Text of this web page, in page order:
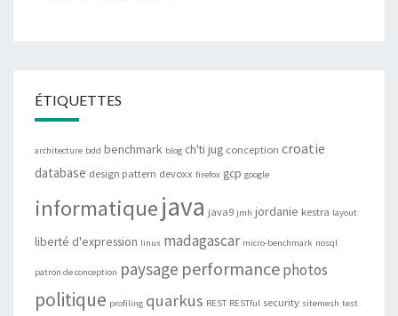
ÉTIQUETTES
architecture bdd benchmark blog ch'ti jug conception croatie
database design pattern devoxx firefox gcp google
informatiquejava java9 jmh jordanie kestra layout
liberté d'expression linux madagascar micro-benchmark nosql
patron de conception paysage performancephotos
politique profiling quarkus REST RESTful security sitemesh test